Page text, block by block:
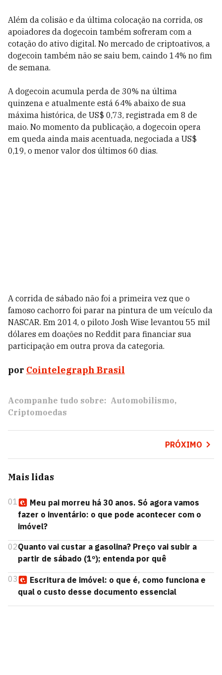
Além da colisão e da última colocação na corrida, os
apoiadores da dogecoin também sofreram com a
cotação do ativo digital. No mercado de criptoativos, a
dogecoin também não se saiu bem, caindo 14% no fim
de semana.
A dogecoin acumula perda de 30% na última
quinzena e atualmente está 64% abaixo de sua
máxima histórica, de US$ 0,73, registrada em 8 de
maio. No momento da publicação, a dogecoin opera
em queda ainda mais acentuada, negociada a US$
0,19, o menor valor dos últimos 60 dias.
A corrida de sábado não foi a primeira vez que o
famoso cachorro foi parar na pintura de um veículo da
NASCAR. Em 2014, o piloto Josh Wise levantou 55 mil
dólares em doações no Reddit para financiar sua
participação em outra prova da categoria.
por Cointelegraph Brasil
Acompanhe tudo sobre: Automobilismo
Criptomoedas
PRÓXIMO
Mais lidas
01
Meu pai morreu há 30 anos. Só agora vamos
fazer o inventário: o que pode acontecer com o
imóvel?
02Quanto vai custar a gasolina? Preço vai subir a
partir de sábado (1º); entenda por quê
03
Escritura de imóvel: o que é, como funciona e
qual o custo desse documento essencial